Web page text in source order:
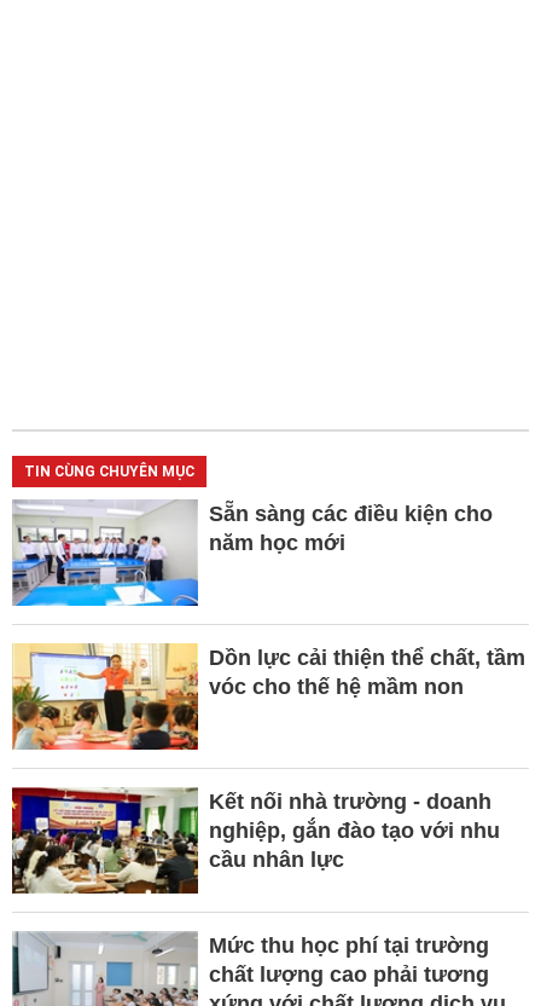
TIN CÙNG CHUYÊN MỤC
Sẵn sàng các điều kiện cho
năm học mới
Dồn lực cải thiện thể chất, tầm
vóc cho thế hệ mầm non
Kết nối nhà trường - doanh
nghiệp, gắn đào tạo với nhu
cầu nhân lực
Mức thu học phí tại trường
chất lượng cao phải tương